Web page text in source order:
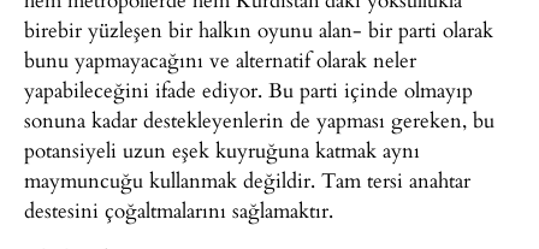
birebir yüzleşen bir halkın oyunu alan- bir parti olarak
bunu yapmayacağını ve alternatif olarak neler
yapabileceğini ifade ediyor. Bu parti içinde olmayıp
sonuna kadar destekleyenlerin de yapması gereken, bu
potansiyeli uzun eşek kuyruğuna katmak aynı
maymuncuğu kullanmak değildir. Tam tersi anahtar
destesini çoğaltmalarını sağlamaktır.